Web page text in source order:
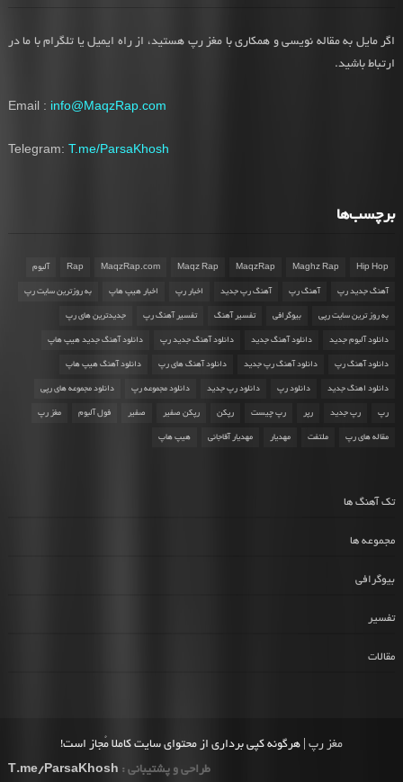
اگر مایل به مقاله نویسی و همکاری با مغز رپ هستید، از راه ایمیل یا تلگرام با ما در
ارتباط باشید.
Email : info@MaqzRap.com
Telegram: T.me/ParsaKhosh
برچسب‌ها
Hip Hop
Maghz Rap
MaqzRap
Maqz Rap
MaqzRap.com
Rap آلبوم
آهنگ جدید رپ آهنگ رپ آهنگ رپ جدید اخبار رپ اخبار هیپ هاپ به روزترین سایت رپ
به روز ترین سایت رپی بیوگرافی تفسیر آهنگ تفسیر آهنگ رپ جدیدترین های رپ
دانلود آلبوم جدید دانلود آهنگ جدید دانلود آهنگ جدید رپ دانلود آهنگ جدید هیپ هاپ
دانلود آهنگ رپ دانلود آهنگ رپ جدید دانلود آهنگ های رپ دانلود آهنگ هیپ هاپ
دانلود اهنگ جدید دانلود رپ دانلود رپ جدید دانلود مجموعه رپ دانلود مجموعه های رپی
رپ رپ جدید رپر رپ چیست رپکن رپکن صفیر صفیر فول آلبوم مغز رپ
مقاله های رپ ملتفت مهدیار مهدیار آقاجانی هیپ هاپ
تک آهنگ ها
مجموعه ها
بیوگرافی
تفسیر
مقالات
مغز رپ | هرگونه کپی برداری از محتوای سایت کاملا مُجاز است!
طراحی و پشتیبانی : T.me/ParsaKhosh